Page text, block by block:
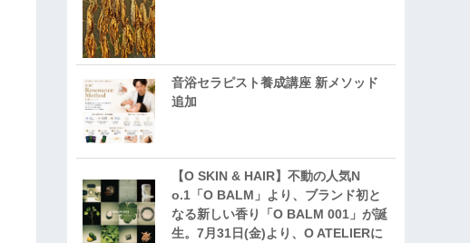
音浴セラピスト養成講座 新メソッド
追加
【O SKIN & HAIR】不動の人気N
o.1「O BALM」より、ブランド初と
なる新しい香り「O BALM 001」が誕
生。7月31日(金)より、O ATELIERに